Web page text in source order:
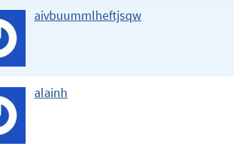
aivbuummlheftjsqw
alainh